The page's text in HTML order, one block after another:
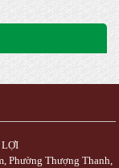
LỢI
Phường Thượng Thanh,